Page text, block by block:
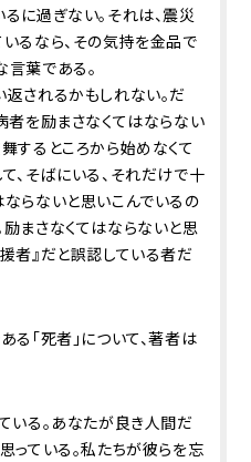
に過ぎない。それは、震災
るなら、その気持を金品で
言葉である。
されるかもしれない。だ
者を励まさなくてはならない
するところから始めなくて
、そばにいる、それだけで十
らないと思いこんでいるの
まさなくてはならないと思
者』だと誤認している者だ
る「死者」について、著者は
いる。あなたが良き人間だ
っている。私たちが彼らを忘